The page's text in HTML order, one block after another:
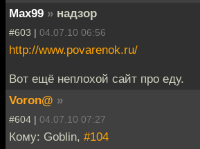
Max99 » надзор
#603 | 04.07.10 06:56
http://www.povarenok.ru/
Вот ещё неплохой сайт про еду.
Voron@ »
#604 | 04.07.10 07:27
Кому: Goblin, #104